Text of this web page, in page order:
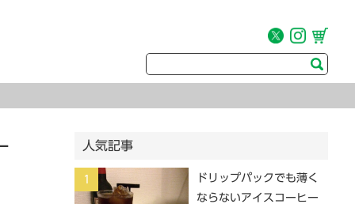
人気記事
1
ドリップパックでも薄く
ならないアイスコーヒー